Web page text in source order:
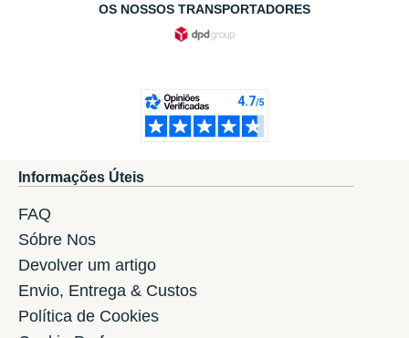
OS NOSSOS TRANSPORTADORES
Informações Úteis
FAQ
Sóbre Nos
Devolver um artigo
Envio, Entrega & Custos
Política de Cookies